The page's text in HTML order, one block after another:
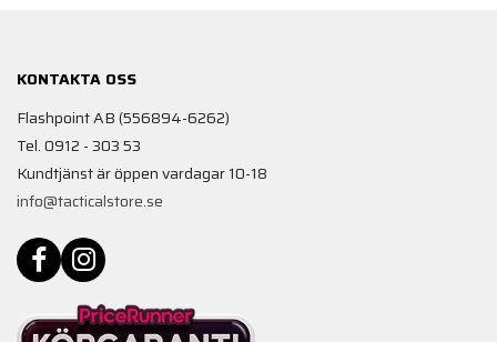
KONTAKTA OSS
Flashpoint AB (556894-6262)
Tel. 0912 - 303 53
Kundtjänst är öppen vardagar 10-18
info@tacticalstore.se